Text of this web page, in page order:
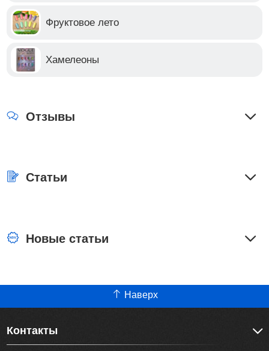
Фруктовое лето
Хамелеоны
Отзывы
Статьи
Новые статьи
Наверх
Контакты